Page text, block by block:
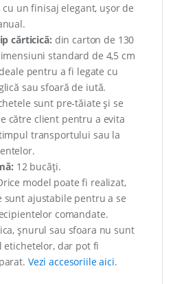
cu un finisaj elegant, ușor de
cărticică: din carton de 130
standard de 4,5 cm
pentru a fi legate cu
sau sfoară de iută.
sunt pre-tăiate și se
către client pentru a evita
transportului sau la
12 bucăți.
model poate fi realizat,
sunt ajustabile pentru a se
comandate.
șnurul sau sfoara nu sunt
etichetelor, dar pot fi
Vezi accesoriile aici.